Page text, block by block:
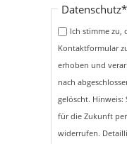
Pflichtfeld
Datenschutz*
Ich stimme zu,
Kontaktformular
erhoben und
nach
gelöscht.
für die Zukunft
widerrufen.